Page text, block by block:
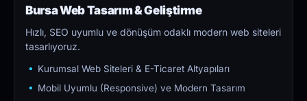
Bursa Web Tasarım & Geliştirme
Hızlı, SEO uyumlu ve dönüşüm odaklı modern web siteleri
tasarlıyoruz.
Kurumsal Web Siteleri & E-Ticaret Altyapıları
Mobil Uyumlu (Responsive) ve Modern Tasarım